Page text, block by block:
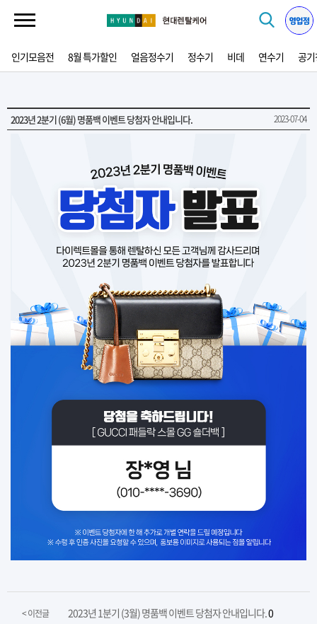
인기모음전 8월 특가할인 얼음정수기 정수기 비데 연수기 공
2023년 2분기 (6월) 명품백 이벤트 당첨자 안내입니다. 2023-07-04
< 이전글 2023년 1분기 (3월) 명품백 이벤트 당첨자 안내입니다. 0